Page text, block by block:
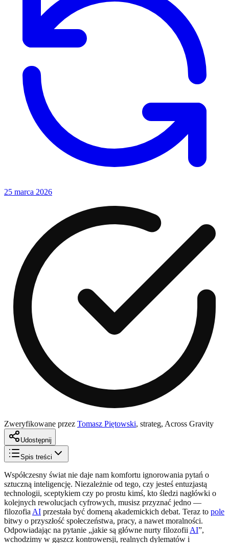
25 marca 2026
Zweryfikowane przez Tomasz Piętowski, strateg, Across Gravity
Udostępnij
Spis treści
Współczesny świat nie daje nam komfortu ignorowania pytań o
sztuczną inteligencję. Niezależnie od tego, czy jesteś entuzjastą
technologii, sceptykiem czy po prostu kimś, kto śledzi nagłówki o
kolejnych rewolucjach cyfrowych, musisz przyznać jedno —
filozofia AI przestała być domeną akademickich debat. Teraz to pole
bitwy o przyszłość społeczeństwa, pracy, a nawet moralności.
Odpowiadając na pytanie „jakie są główne nurty filozofii AI”,
wchodzimy w gąszcz kontrowersji, realnych dylematów i